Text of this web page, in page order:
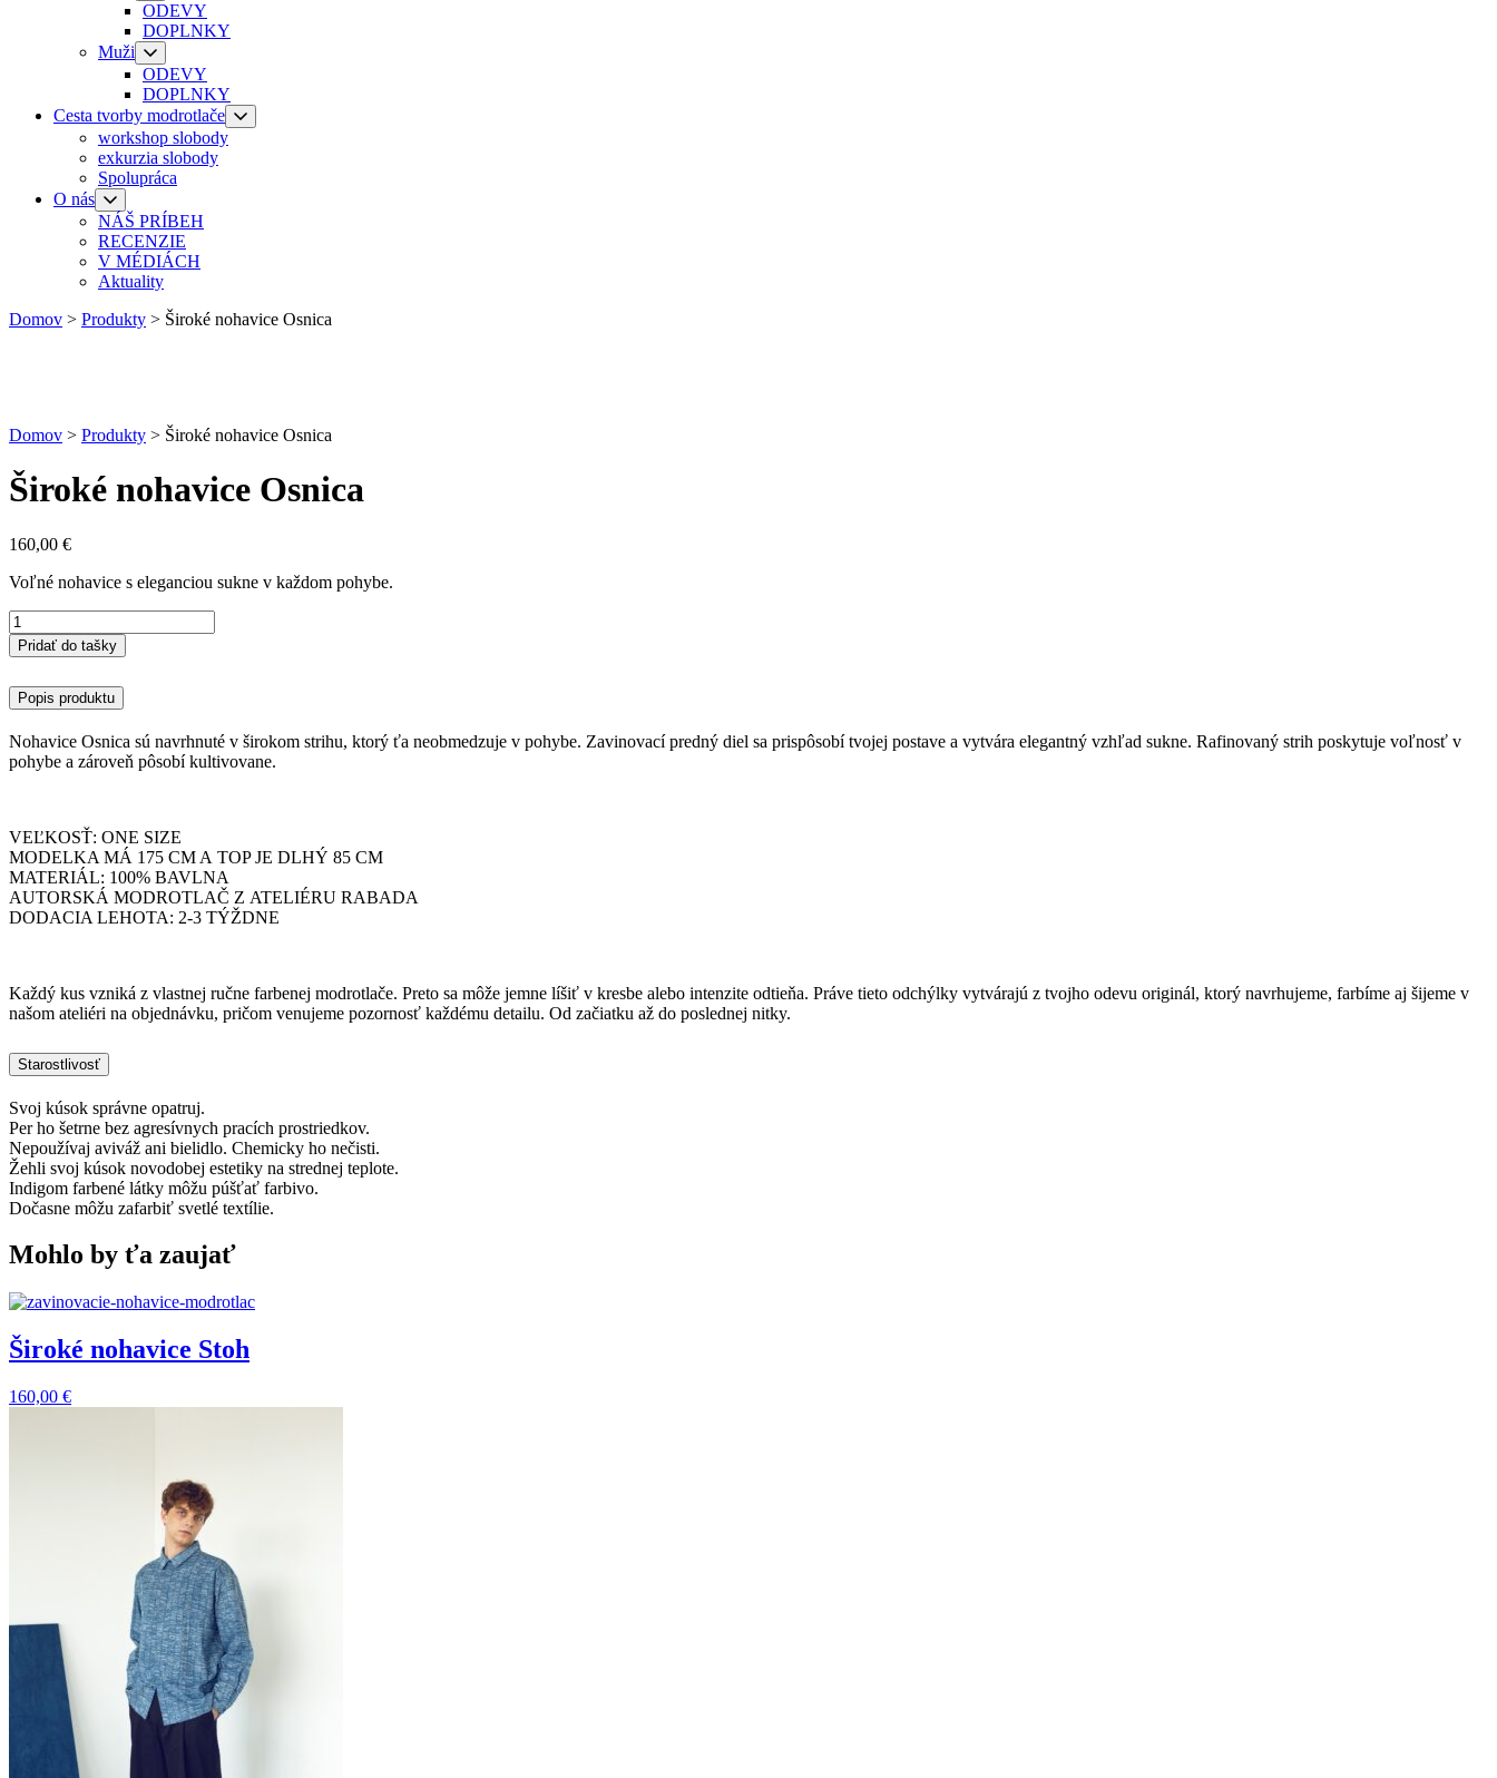
ODEVY
DOPLNKY
Muži
ODEVY
DOPLNKY
Cesta tvorby modrotlače
workshop slobody
exkurzia slobody
Spolupráca
O nás
NÁŠ PRÍBEH
RECENZIE
V MÉDIÁCH
Aktuality
Domov > Produkty > Široké nohavice Osnica
Domov > Produkty > Široké nohavice Osnica
Široké nohavice Osnica
160,00 €
Voľné nohavice s eleganciou sukne v každom pohybe.
množstvo
Široké
nohavice
Pridať do tašky
Popis produktu
Nohavice Osnica sú navrhnuté v širokom strihu, ktorý ťa neobmedzuje v pohybe. Zavinovací predný diel sa prispôsobí tvojej postave a vytvára elegantný vzhľad sukne. Rafinovaný strih poskytuje voľnosť v
pohybe a zároveň pôsobí kultivovane.
VEĽKOSŤ: ONE SIZE
MODELKA MÁ 175 CM A TOP JE DLHÝ 85 CM
MATERIÁL: 100% BAVLNA
AUTORSKÁ MODROTLAČ Z ATELIÉRU RABADA
DODACIA LEHOTA: 2-3 TÝŽDNE
Každý kus vzniká z vlastnej ručne farbenej modrotlače. Preto sa môže jemne líšiť v kresbe alebo intenzite odtieňa. Práve tieto odchýlky vytvárajú z tvojho odevu originál, ktorý navrhujeme, farbíme aj šijeme v
našom ateliéri na objednávku, pričom venujeme pozornosť každému detailu. Od začiatku až do poslednej nitky.
Starostlivosť
Svoj kúsok správne opatruj.
Per ho šetrne bez agresívnych pracích prostriedkov.
Nepoužívaj aviváž ani bielidlo. Chemicky ho nečisti.
Žehli svoj kúsok novodobej estetiky na strednej teplote.
Indigom farbené látky môžu púšťať farbivo.
Dočasne môžu zafarbiť svetlé textílie.
Mohlo by ťa zaujať
Široké nohavice Stoh
160,00 €